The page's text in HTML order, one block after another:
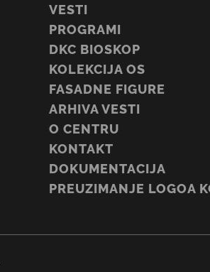
VESTI
PROGRAMI
DKC BIOSKOP
KOLEKCIJA OS
FASADNE FIGURE
ARHIVA VESTI
O CENTRU
KONTAKT
DOKUMENTACIJA
PREUZIMANJE LOGOA